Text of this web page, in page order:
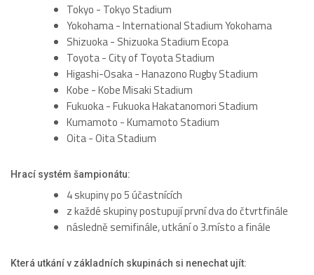
Tokyo - Tokyo Stadium
Yokohama - International Stadium Yokohama
Shizuoka - Shizuoka Stadium Ecopa
Toyota - City of Toyota Stadium
Higashi-Osaka - Hanazono Rugby Stadium
Kobe - Kobe Misaki Stadium
Fukuoka - Fukuoka Hakatanomori Stadium
Kumamoto - Kumamoto Stadium
Oita - Oita Stadium
Hrací systém šampionátu:
4 skupiny po 5 účastnících
z každé skupiny postupují první dva do čtvrtfinále
následně semifinále, utkání o 3.místo a finále
Která utkání v základních skupinách si nenechat ujít: